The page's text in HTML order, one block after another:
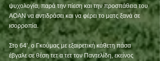
ψυχολογία, παρά την πίεση και την προσπάθεια του
ΑΟΑΝ να αντιδράσει και να φέρει το ματς ξανά σε
ισορροπία.
Στο 64’, ο Γκούμας με εξαιρετική κάθετη πάσα
έβγαλε σε θέση τετ α τετ τον Παντελίδη, εκείνος